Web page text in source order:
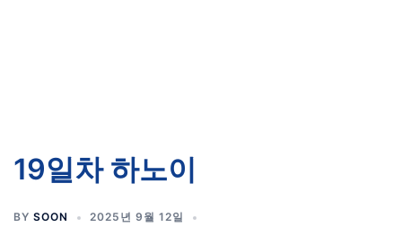
19일차 하노이
BY SOON
2025년 9월 12일